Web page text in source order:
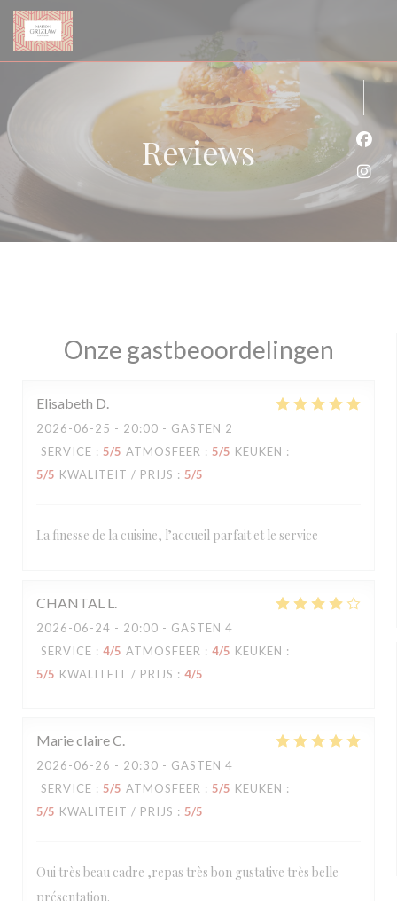
Cookies beheer paneel
Reviews
Onze gastbeoordelingen
Elisabeth D
2026-06-25 - 20:00 - GASTEN 2
SERVICE : 5/5 ATMOSFEER : 5/5 KEUKEN :
5/5 KWALITEIT / PRIJS : 5/5
La finesse de la cuisine, l’accueil parfait et le service
CHANTAL L
2026-06-24 - 20:00 - GASTEN 4
SERVICE : 4/5 ATMOSFEER : 4/5 KEUKEN :
5/5 KWALITEIT / PRIJS : 4/5
Marie claireC
2026-06-26 - 20:30 - GASTEN 4
SERVICE : 5/5 ATMOSFEER : 5/5 KEUKEN :
5/5 KWALITEIT / PRIJS : 5/5
Oui très beau cadre ,repas très bon gustative très belle
présentation.